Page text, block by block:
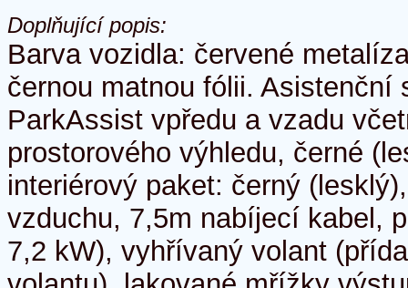
Doplňující popis:
Barva vozidla: červené
černou matnou fólii. Asistenční
ParkAssist vpředu a vzadu
prostorového výhledu, černé
interiérový paket: černý
vzduchu, 7,5m nabíjecí kabel,
7,2 kW), vyhřívaný volant